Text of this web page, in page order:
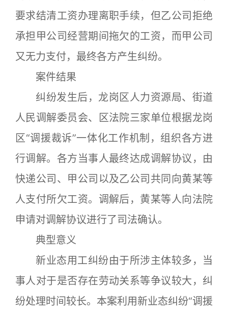
要求结清工资办理离职手续，但乙公司拒绝
承担甲公司经营期间拖欠的工资，而甲公司
又无力支付，最终各方产生纠纷。
案件结果
纠纷发生后，龙岗区人力资源局、街道
人民调解委员会、区法院三家单位根据龙岗
区“调援裁诉”一体化工作机制，组织各方进
行调解。各方当事人最终达成调解协议，由
快递公司、甲公司以及乙公司共同向黄某等
人支付所欠工资。调解后，黄某等人向法院
申请对调解协议进行了司法确认。
典型意义
新业态用工纠纷由于所涉主体较多，当
事人对于是否存在劳动关系等争议较大，纠
纷处理时间较长。本案利用新业态纠纷“调援